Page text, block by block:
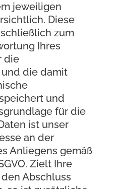
jeweiligen
Diese
zum
Ihres
die
die damit
und
für die
ist unser
an der
Anliegens gemäß
Zielt Ihre
Abschluss